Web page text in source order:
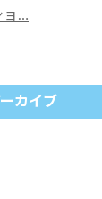
ョ…
カイブ